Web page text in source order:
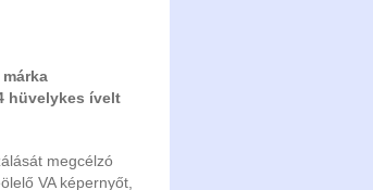
hüvelykes ívelt
megcélzó
VA képernyőt,